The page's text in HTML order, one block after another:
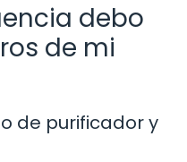
debo
de mi
de purificador y